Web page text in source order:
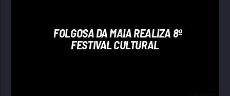
FOLGOSA DA MAIA REALIZA 8º
FESTIVAL CULTURAL